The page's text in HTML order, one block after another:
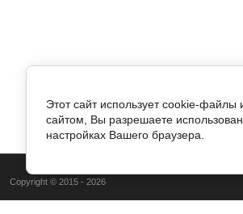
Copyright © 2015 - 2026
Этот сайт использует cookie-
сайтом, Вы разрешаете
настройках Вашего браузера.